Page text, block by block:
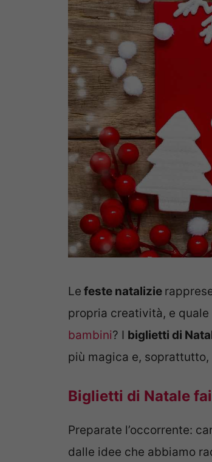
Le feste natalizie
propria creatività, e
bambini? I biglietti di
più magica e,
Biglietti di Natale
Preparate l’occorrente:
dalle idee che abbiamo